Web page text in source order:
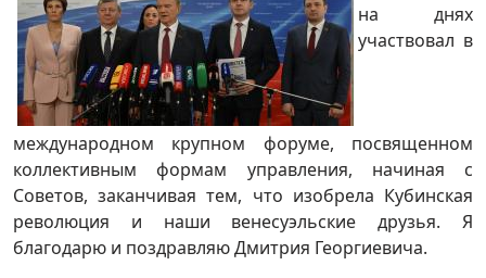
на днях
участвовал в
международном крупном форуме, посвященном
коллективным формам управления, начиная с
Советов, заканчивая тем, что изобрела Кубинская
революция и наши венесуэльские друзья. Я
благодарю и поздравляю Дмитрия Георгиевича.